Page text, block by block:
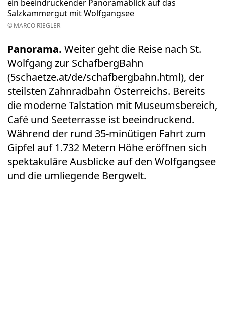
ein beeindruckender Panoramablick auf das
Salzkammergut mit Wolfgangsee
© MARCO RIEGLER
Panorama. Weiter geht die Reise nach St.
Wolfgang zur SchafbergBahn
(5schaetze.at/de/schafbergbahn.html), der
steilsten Zahnradbahn Österreichs. Bereits
die moderne Talstation mit Museumsbereich,
Café und Seeterrasse ist beeindruckend.
Während der rund 35-minütigen Fahrt zum
Gipfel auf 1.732 Metern Höhe eröffnen sich
spektakuläre Ausblicke auf den Wolfgangsee
und die umliegende Bergwelt.